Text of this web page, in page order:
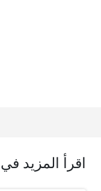
اقرأ المزيد في